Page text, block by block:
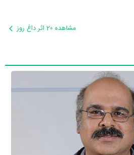
مشاهده 20 اثر داغ روز